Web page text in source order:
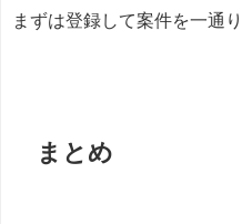
まずは登録して案件を一通
まとめ